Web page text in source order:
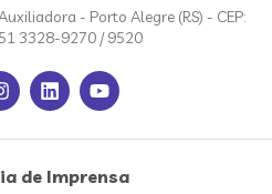
- Porto Alegre (RS) - CEP:
3328-9270 / 9520
de Imprensa